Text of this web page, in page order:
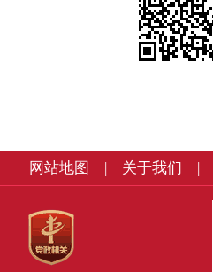
网站地图 | 关于我们 |